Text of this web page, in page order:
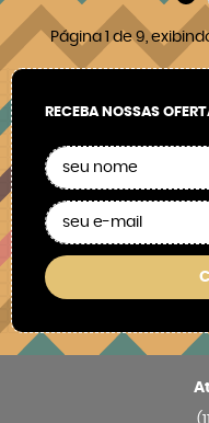
Página 1 de 9,
RECEBA NOSSAS